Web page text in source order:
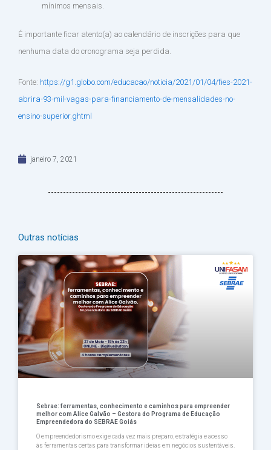
mínimos mensais.
É importante ficar atento(a) ao calendário de inscrições para que
nenhuma data do cronograma seja perdida.
Fonte: https://g1.globo.com/educacao/noticia/2021/01/04/fies-2021-
abrira-93-mil-vagas-para-financiamento-de-mensalidades-no-
ensino-superior.ghtml
janeiro 7, 2021
Outras notícias
Sebrae: ferramentas, conhecimento e caminhos para empreender
melhor com Alice Galvão – Gestora do Programa de Educação
Empreendedora do SEBRAE Goiás
O empreendedorismo exige cada vez mais preparo, estratégia e acesso
às ferramentas certas para transformar ideias em negócios sustentáveis.
PáginaPágina
PáginaPáginaPágina